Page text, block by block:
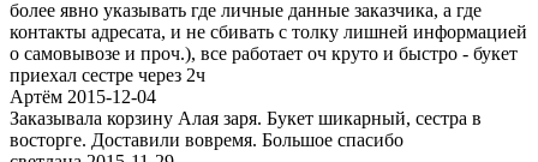
более явно указывать где личные данные заказчика, а где
контакты адресата, и не сбивать с толку лишней информацией
о самовывозе и проч.), все работает оч круто и быстро - букет
приехал сестре через 2ч
Артём 2015-12-04
Заказывала корзину Алая заря. Букет шикарный, сестра в
восторге. Доставили вовремя. Большое спасибо